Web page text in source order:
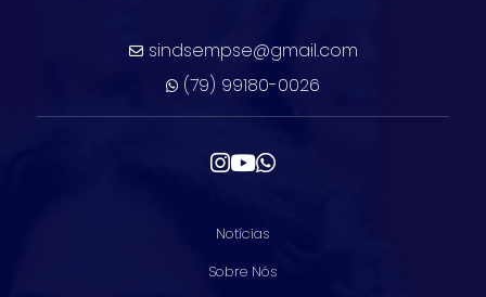
sindsempse@gmail.com
(79) 99180-0026
Notícias
Sobre Nós